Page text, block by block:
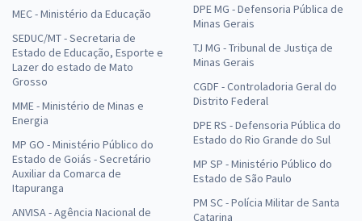
MEC - Ministério da Educação
SEDUC/MT - Secretaria de
Estado de Educação, Esporte e
Lazer do estado de Mato
Grosso
MME - Ministério de Minas e
Energia
MP GO - Ministério Público do
Estado de Goiás - Secretário
Auxiliar da Comarca de
Itapuranga
ANVISA - Agência Nacional de
DPE MG - Defensoria Pública de
Minas Gerais
TJ MG - Tribunal de Justiça de
Minas Gerais
CGDF - Controladoria Geral do
Distrito Federal
DPE RS - Defensoria Pública do
Estado do Rio Grande do Sul
MP SP - Ministério Público do
Estado de São Paulo
PM SC - Polícia Militar de Santa
Catarina